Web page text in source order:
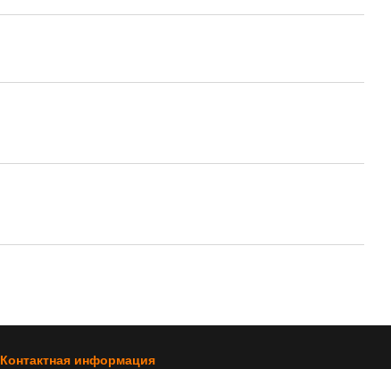
Контактная информация